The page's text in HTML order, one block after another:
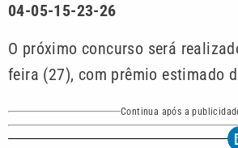
04-05-15-23-26
O próximo concurso será
feira (27), com prêmio estimado
Continua após a